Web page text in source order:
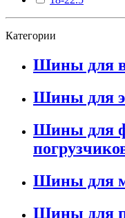
Категории
Шины для
Шины для
Шины для
Шины для
Шины для